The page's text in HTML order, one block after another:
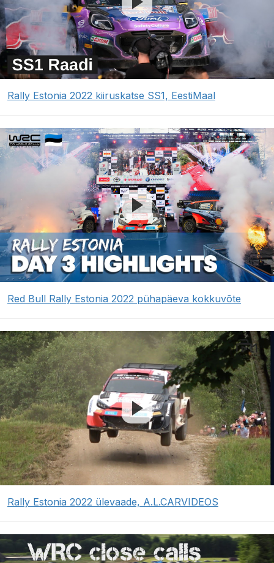
Rally Estonia 2022 kiiruskatse SS1, EestiMaal
Red Bull Rally Estonia 2022 pühapäeva kokkuvõte
Rally Estonia 2022 ülevaade, A.L.CARVIDEOS